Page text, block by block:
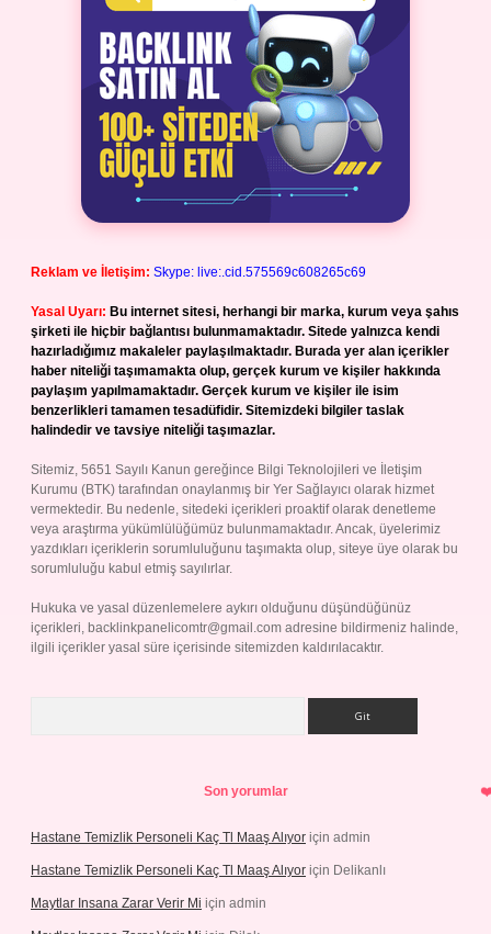
Reklam ve İletişim: Skype: live:.cid.575569c608265c69
Yasal Uyarı: Bu internet sitesi, herhangi bir marka, kurum veya şahıs
şirketi ile hiçbir bağlantısı bulunmamaktadır. Sitede yalnızca kendi
hazırladığımız makaleler paylaşılmaktadır. Burada yer alan içerikler
haber niteliği taşımamakta olup, gerçek kurum ve kişiler hakkında
paylaşım yapılmamaktadır. Gerçek kurum ve kişiler ile isim
benzerlikleri tamamen tesadüfidir. Sitemizdeki bilgiler taslak
halindedir ve tavsiye niteliği taşımazlar.
Sitemiz, 5651 Sayılı Kanun gereğince Bilgi Teknolojileri ve İletişim
Kurumu (BTK) tarafından onaylanmış bir Yer Sağlayıcı olarak hizmet
vermektedir. Bu nedenle, sitedeki içerikleri proaktif olarak denetleme
veya araştırma yükümlülüğümüz bulunmamaktadır. Ancak, üyelerimiz
yazdıkları içeriklerin sorumluluğunu taşımakta olup, siteye üye olarak bu
sorumluluğu kabul etmiş sayılırlar.
Hukuka ve yasal düzenlemelere aykırı olduğunu düşündüğünüz
içerikleri, backlinkpanelicomtr@gmail.com adresine bildirmeniz halinde,
ilgili içerikler yasal süre içerisinde sitemizden kaldırılacaktır.
Son yorumlar
Hastane Temizlik Personeli Kaç Tl Maaş Alıyor için admin
Hastane Temizlik Personeli Kaç Tl Maaş Alıyor için Delikanlı
Maytlar Insana Zarar Verir Mi için admin